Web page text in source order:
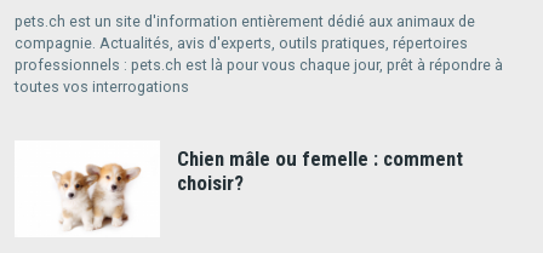
pets.ch est un site d'information entièrement dédié aux animaux de
compagnie. Actualités, avis d'experts, outils pratiques, répertoires
professionnels : pets.ch est là pour vous chaque jour, prêt à répondre à
toutes vos interrogations
Chien mâle ou femelle : comment
choisir?